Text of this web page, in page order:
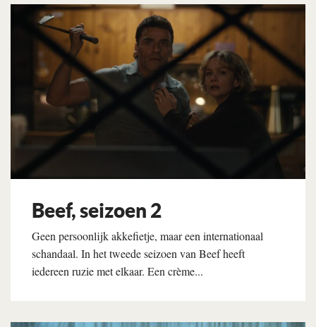
Beef, seizoen 2
Geen persoonlijk akkefietje, maar een internationaal
schandaal. In het tweede seizoen van Beef heeft
iedereen ruzie met elkaar. Een crème...
Lees verder